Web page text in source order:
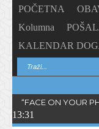
POČETNA
Kolumna
KALENDAR
“FACE ON YOUR
13:31